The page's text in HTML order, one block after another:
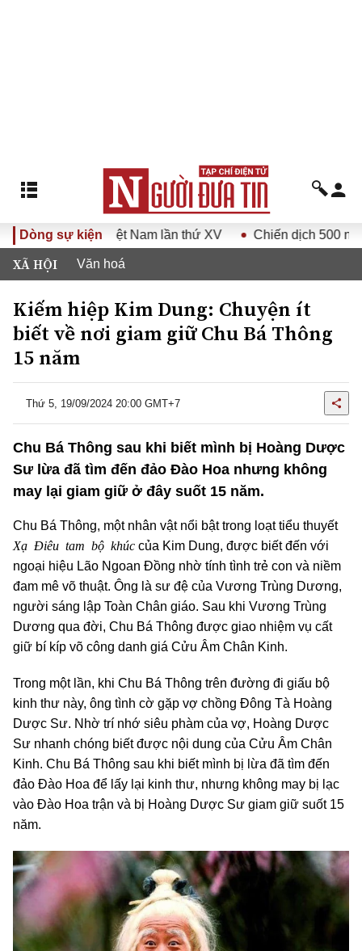
Dòng sự kiện
Luật gia Việt Nam lần thứ XV Chiến dịch 500 ngày đêm
XÃ HỘI Văn hoá
Kiếm hiệp Kim Dung: Chuyện ít
biết về nơi giam giữ Chu Bá Thông
15 năm
Thứ 5, 19/09/2024 20:00 GMT+7
Chu Bá Thông sau khi biết mình bị Hoàng Dược
Sư lừa đã tìm đến đảo Đào Hoa nhưng không
may lại giam giữ ở đây suốt 15 năm.
Chu Bá Thông, một nhân vật nổi bật trong loạt tiểu thuyết
Xạ Điêu tam bộ khúc của Kim Dung, được biết đến với
ngoại hiệu Lão Ngoan Đồng nhờ tính tình trẻ con và niềm
đam mê võ thuật. Ông là sư đệ của Vương Trùng Dương,
người sáng lập Toàn Chân giáo. Sau khi Vương Trùng
Dương qua đời, Chu Bá Thông được giao nhiệm vụ cất
giữ bí kíp võ công danh giá Cửu Âm Chân Kinh.
Trong một lần, khi Chu Bá Thông trên đường đi giấu bộ
kinh thư này, ông tình cờ gặp vợ chồng Đông Tà Hoàng
Dược Sư. Nhờ trí nhớ siêu phàm của vợ, Hoàng Dược
Sư nhanh chóng biết được nội dung của Cửu Âm Chân
Kinh. Chu Bá Thông sau khi biết mình bị lừa đã tìm đến
đảo Đào Hoa để lấy lại kinh thư, nhưng không may bị lạc
vào Đào Hoa trận và bị Hoàng Dược Sư giam giữ suốt 15
năm.